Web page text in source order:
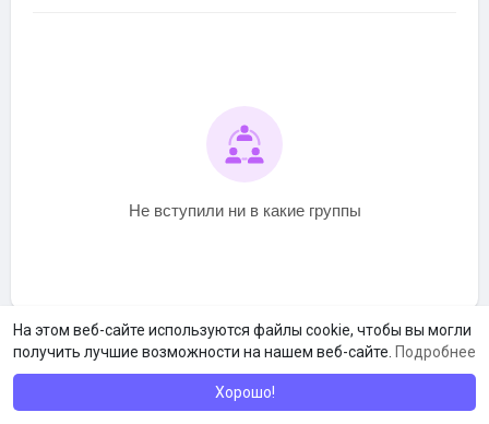
На этом веб-сайте используются файлы cookie, чтобы вы могли
получить лучшие возможности на нашем веб-сайте. Подробнее
Хорошо!
Не вступили ни в какие группы